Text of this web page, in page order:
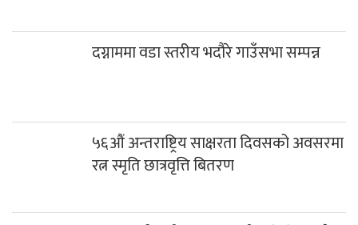
दग्नाममा वडा स्तरीय भदौरे गाउँसभा सम्पन्न
५६औं अन्तराष्ट्रिय साक्षरता दिवसको अवसरमा
रत्न स्मृति छात्रवृत्ति बितरण